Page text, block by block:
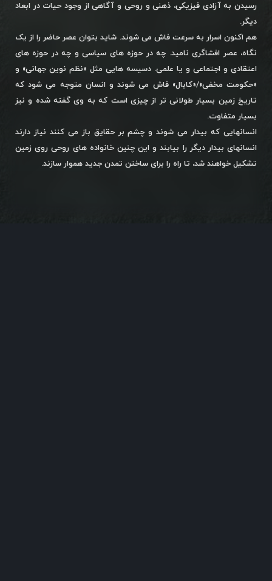
رسیدن به آزادی فیزیکی، ذهنی و روحی و آگاهی از وجود حیات در ابعاد
دیگر.
هم اکنون اسرار به سرعت فاش می شوند. شاید بتوان عصر حاضر را از یک
نگاه، عصر افشاگری نامید. چه در حوزه های سیاسی و چه در حوزه های
اعتقادی و اجتماعی و یا علمی. دسیسه هایی مثل «نظم نوین جهانی» و
«حکومت مخفی»/«کابال» فاش می شوند و انسان متوجه می شود که
تاریخ زمین بسیار طولانی تر از چیزی است که به وی گفته شده و نیز
بسیار متفاوت.
انسانهایی که بیدار می شوند و چشم بر حقایق باز می کنند نیاز دارند
انسانهای بیدار دیگر را بیابند و این چنین خانواده های روحی روی زمین
تشکیل خواهند شد، تا راه را برای ساختن تمدن جدید هموار سازند.